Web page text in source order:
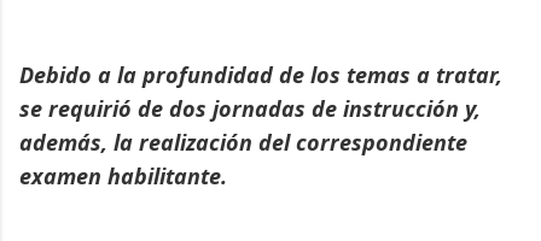
Debido a la profundidad de los temas a tratar,
se requirió de dos jornadas de instrucción y,
además, la realización del correspondiente
examen habilitante.